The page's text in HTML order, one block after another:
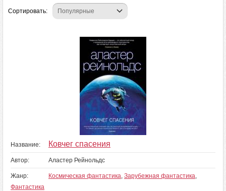
Сортировать:
Название: Ковчег спасения
Автор: Аластер Рейнольдс
Жанр: Космическая фантастика, Зарубежная фантастика,
Фантастика
Страницы